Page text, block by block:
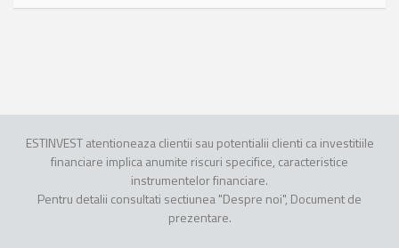
ESTINVEST atentioneaza clientii sau potentialii clienti ca investitiile
financiare implica anumite riscuri specifice, caracteristice
instrumentelor financiare.
Pentru detalii consultati sectiunea "Despre noi", Document de
prezentare.